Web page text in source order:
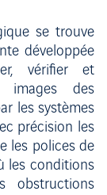
se trouve
développée
vérifier et
images des
les systèmes
précision les
les polices de
les conditions
obstructions